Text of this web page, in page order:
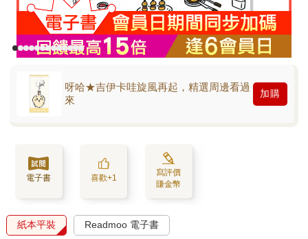
呀哈★吉伊卡哇旋風再起，精選周邊看過
來
加購
電子書 喜歡+1
寫評價
賺金幣
紙本平裝 Readmoo 電子書